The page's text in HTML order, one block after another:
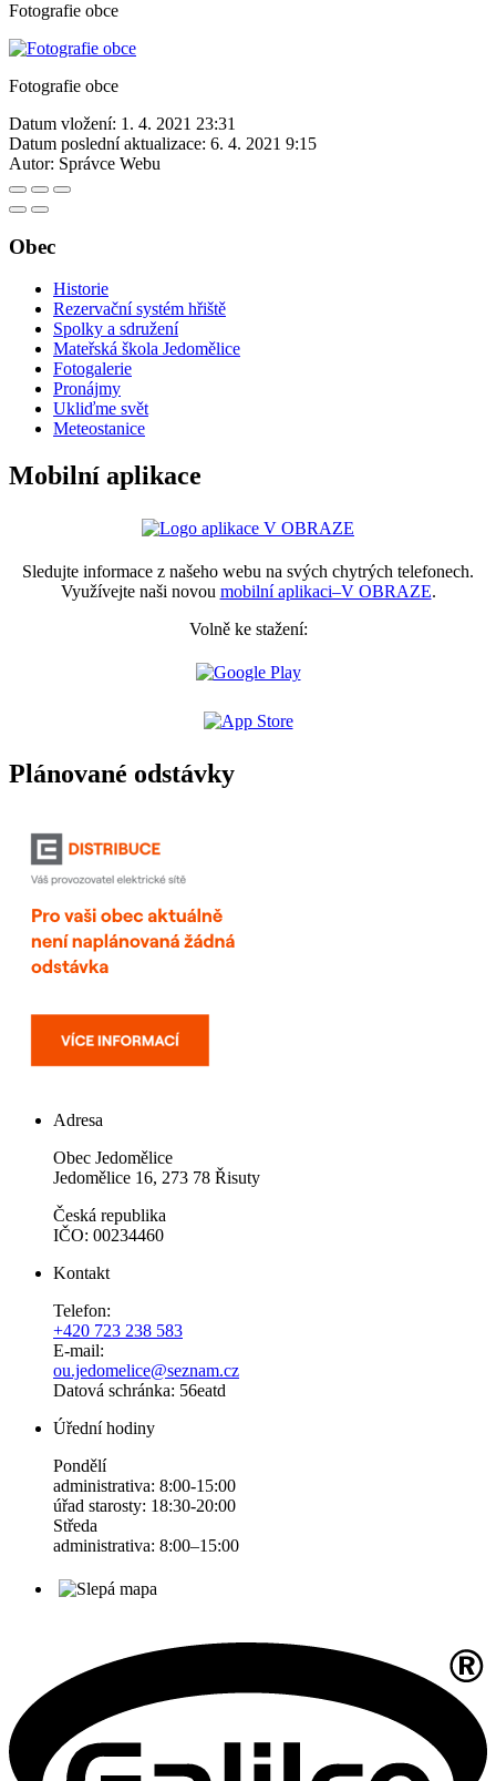
Fotografie obce
Fotografie obce
Datum vložení: 1. 4. 2021 23:31
Datum poslední aktualizace: 6. 4. 2021 9:15
Autor: Správce Webu
Obec
Historie
Rezervační systém hřiště
Spolky a sdružení
Mateřská škola Jedomělice
Fotogalerie
Pronájmy
Ukliďme svět
Meteostanice
Mobilní aplikace
Sledujte informace z našeho webu na svých chytrých telefonech.
Využívejte naši novou mobilní aplikaci–V OBRAZE.
Volně ke stažení:
Plánované odstávky
Adresa
Obec Jedomělice
Jedomělice 16, 273 78 Řisuty
Česká republika
IČO: 00234460
Kontakt
Telefon:
+420 723 238 583
E-mail:
ou.jedomelice@seznam.cz
Datová schránka: 56eatd
Úřední hodiny
Pondělí
administrativa: 8:00-15:00
úřad starosty: 18:30-20:00
Středa
administrativa: 8:00–15:00